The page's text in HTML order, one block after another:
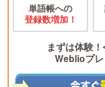
単語帳への
登録数増加！
まずは体験
Weblioプレ